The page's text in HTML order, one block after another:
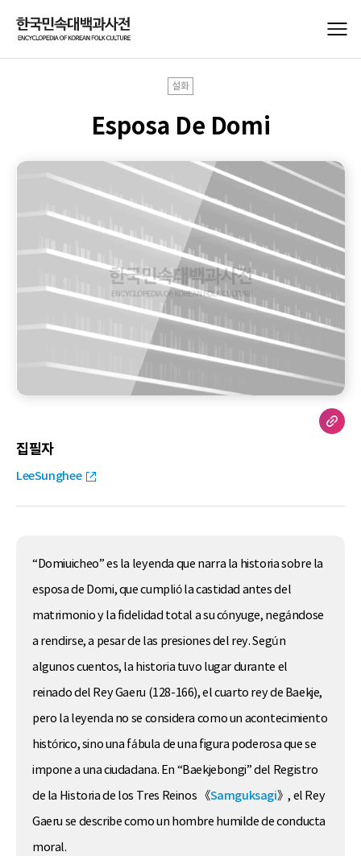
설화
Esposa De Domi
집필자
LeeSunghee
“Domiuicheo” es la leyenda que narra la historia sobre la
esposa de Domi, que cumplió la castidad antes del
matrimonio y la fidelidad total a su cónyuge, negándose
a rendirse, a pesar de las presiones del rey. Según
algunos cuentos, la historia tuvo lugar durante el
reinado del Rey Gaeru (128-166), el cuarto rey de Baekje,
pero la leyenda no se considera como un acontecimiento
histórico, sino una fábula de una figura poderosa que se
impone a una ciudadana. En “Baekjebongi” del Registro
de la Historia de los Tres Reinos 《Samguksagi》, el Rey
Gaeru se describe como un hombre humilde de conducta
moral.